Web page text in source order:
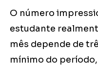
O número
estudante
mês depende de
mínimo do